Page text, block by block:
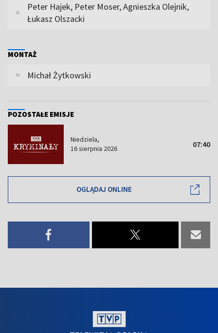
Peter Hajek, Peter Moser, Agnieszka Olejnik,
Łukasz Olszacki
MONTAŻ
Michał Żytkowski
POZOSTAŁE EMISJE
Niedziela,
16 sierpnia 2026
07:40
OGLĄDAJ ONLINE